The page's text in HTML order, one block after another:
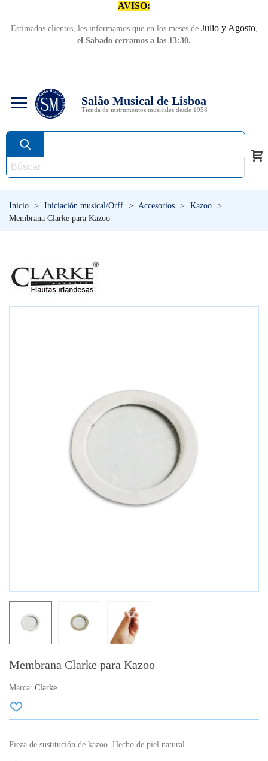
AVISO:
Estimados clientes, les informamos que en los meses de Julio y Agosto,
el Sabado cerramos a las 13:30.
Salão Musical de Lisboa
Tienda de instrumentos musicales desde 1958
Inicio > Iniciación musical/Orff > Accesorios > Kazoo >
Membrana Clarke para Kazoo
Membrana Clarke para Kazoo
Marca: Clarke
Pieza de sustitución de kazoo. Hecho de piel natural.